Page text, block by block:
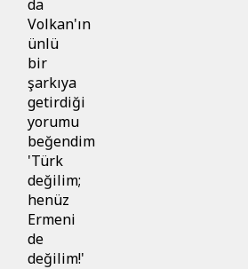
da
Volkan'ın
ünlü
bir
şarkıya
getirdiği
yorumu
beğendim
'Türk
değilim;
henüz
Ermeni
de
değilim!'